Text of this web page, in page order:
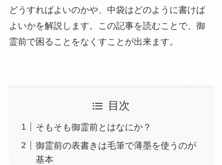
どうすればよいのかや、中袋はどのように書けば
よいかを解説します。この記事を読むことで、御
霊前で困ることをなくすことが出来ます。
目次
そもそも御霊前とはなにか？
御霊前の表書きは毛筆で薄墨を使うのが
基本